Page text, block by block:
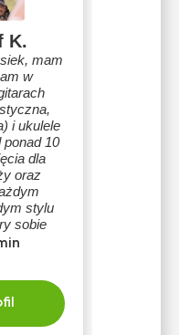
K.
mam
w
ponad 10
dla
oraz
stylu
sobie
:)